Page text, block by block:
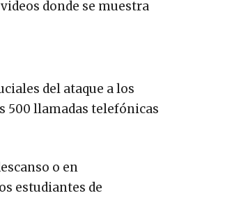
donde se muestra
del ataque a los
500 llamadas telefónicas
o en
estudiantes de